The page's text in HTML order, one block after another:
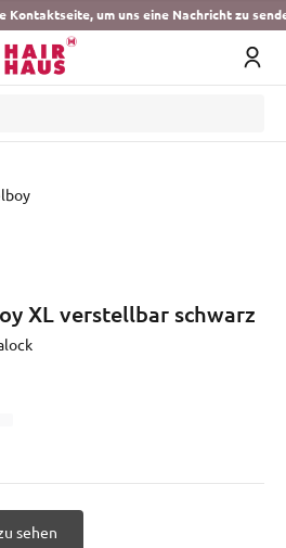
Kontaktseite, um uns eine Nachricht zu
XL verstellbar schwarz
sehen